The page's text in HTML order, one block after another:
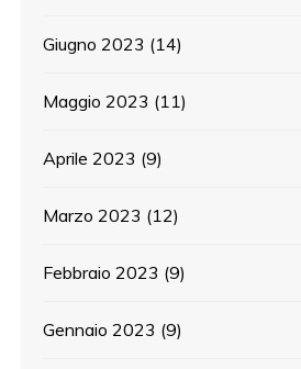
Giugno 2023 (14)
Maggio 2023 (11)
Aprile 2023 (9)
Marzo 2023 (12)
Febbraio 2023 (9)
Gennaio 2023 (9)